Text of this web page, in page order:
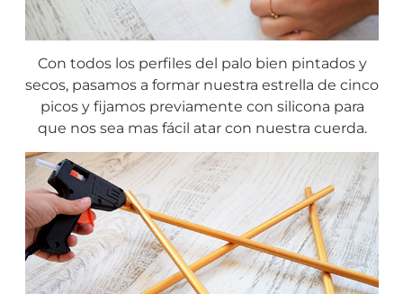
Con todos los perfiles del palo bien pintados y
secos, pasamos a formar nuestra estrella de cinco
picos y fijamos previamente con silicona para
que nos sea mas fácil atar con nuestra cuerda.